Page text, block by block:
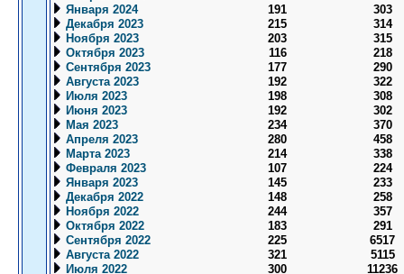
Января 2024
191
303
Декабря 2023
215
314
Ноября 2023
203
315
Октября 2023
116
218
Сентября 2023
177
290
Августа 2023
192
322
Июля 2023
198
308
Июня 2023
192
302
Мая 2023
234
370
Апреля 2023
280
458
Марта 2023
214
338
Февраля 2023
107
224
Января 2023
145
233
Декабря 2022
148
258
Ноября 2022
244
357
Октября 2022
183
291
Сентября 2022
225
6517
Августа 2022
321
5115
Июля 2022
300
11236